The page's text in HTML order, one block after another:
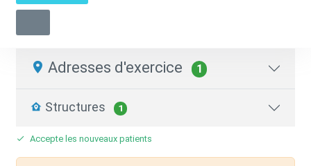
Charles EIFERMAN
Adresses d'exercice 1
Structures 1
Accepte les nouveaux patients